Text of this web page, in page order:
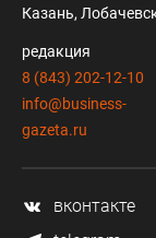
Казань,
редакция
8 (843) 202-12-10
info@business-
gazeta.ru
вконтакте